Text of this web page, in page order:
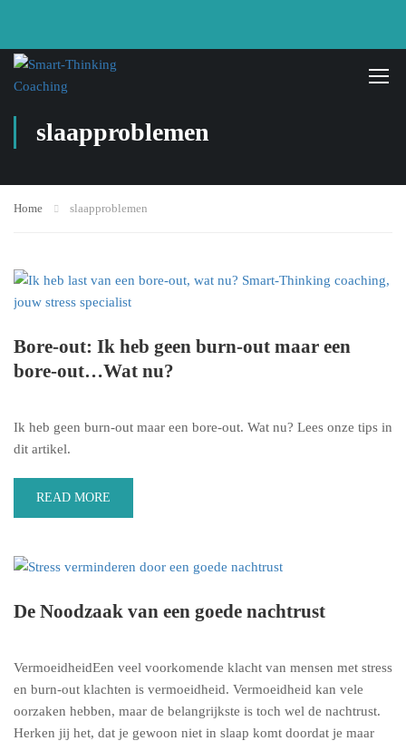
slaapproblemen
Home slaapproblemen
Bore-out: Ik heb geen burn-out maar een
bore-out…Wat nu?
Ik heb geen burn-out maar een bore-out. Wat nu? Lees onze tips in
dit artikel.
READ MORE
De Noodzaak van een goede nachtrust
VermoeidheidEen veel voorkomende klacht van mensen met stress
en burn-out klachten is vermoeidheid. Vermoeidheid kan vele
oorzaken hebben, maar de belangrijkste is toch wel de nachtrust.
Herken jij het, dat je gewoon niet in slaap komt doordat je maar